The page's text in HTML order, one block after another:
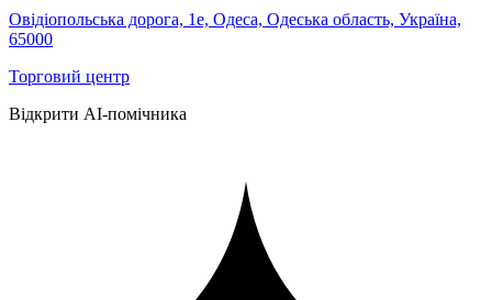
Овідіопольська дорога, 1е, Одеса, Одеська область, Україна,
65000
Торговий центр
Відкрити AI-помічника